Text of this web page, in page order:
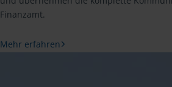
Finanzamt.
Mehr erfahren